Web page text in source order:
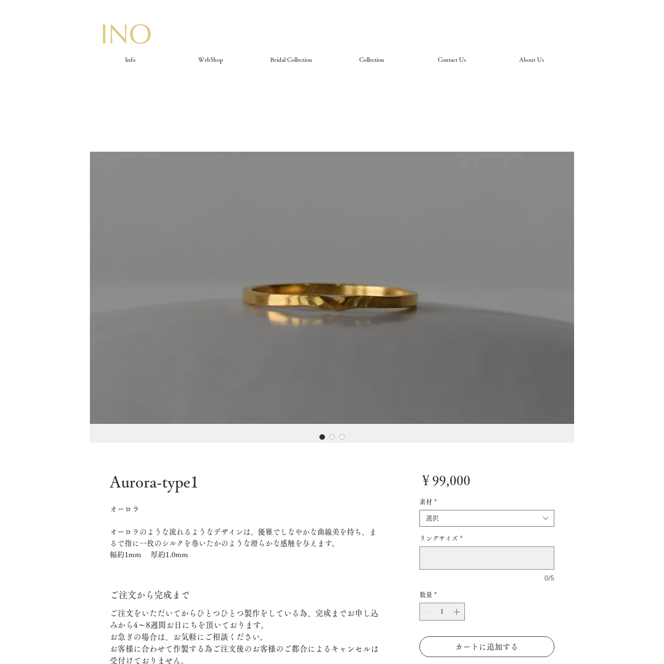
Info WebShop Bridal Collection Collection Contact Us About Us
Aurora-type1
オーロラ
オーロラのような流れるようなデザインは、優雅でしなやかな曲線美を持ち、ま
るで指に一枚のシルクを巻いたかのような滑らかな感触を与えます。
幅約1mm 厚約1.0mm
ご注文から完成まで
ご注文をいただいてからひとつひとつ製作をしている為、完成までお申し込
みから4～8週間お日にちを頂いております。
お急ぎの場合は、お気軽にご相談ください。
お客様に合わせて作製する為ご注文後のお客様のご都合によるキャンセルは
受付けておりません。
￥99,000価
素材 *
選択
リングサイズ *
0/5
数量 *
カートに追加する